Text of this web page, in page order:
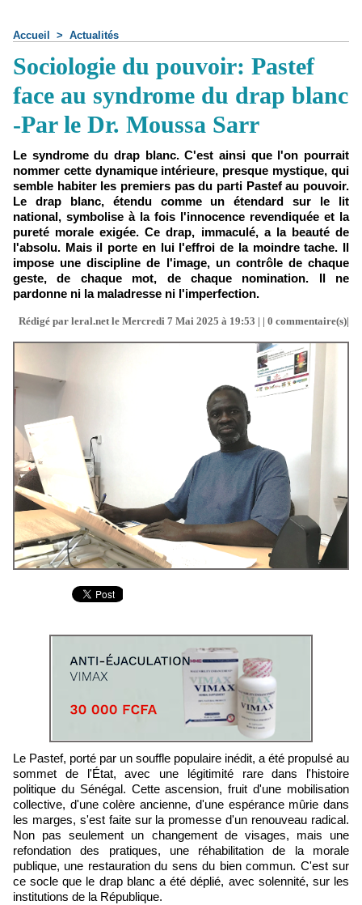
Accueil > Actualités
Sociologie du pouvoir: Pastef
face au syndrome du drap blanc
-Par le Dr. Moussa Sarr
Le syndrome du drap blanc. C'est ainsi que l'on pourrait
nommer cette dynamique intérieure, presque mystique, qui
semble habiter les premiers pas du parti Pastef au pouvoir.
Le drap blanc, étendu comme un étendard sur le lit
national, symbolise à la fois l'innocence revendiquée et la
pureté morale exigée. Ce drap, immaculé, a la beauté de
l'absolu. Mais il porte en lui l'effroi de la moindre tache. Il
impose une discipline de l'image, un contrôle de chaque
geste, de chaque mot, de chaque nomination. Il ne
pardonne ni la maladresse ni l'imperfection.
Rédigé par leral.net le Mercredi 7 Mai 2025 à 19:53 | | 0 commentaire(s)|
Le Pastef, porté par un souffle populaire inédit, a été propulsé au
sommet de l'État, avec une légitimité rare dans l'histoire
politique du Sénégal. Cette ascension, fruit d'une mobilisation
collective, d'une colère ancienne, d'une espérance mûrie dans
les marges, s'est faite sur la promesse d'un renouveau radical.
Non pas seulement un changement de visages, mais une
refondation des pratiques, une réhabilitation de la morale
publique, une restauration du sens du bien commun. C'est sur
ce socle que le drap blanc a été déplié, avec solennité, sur les
institutions de la République.